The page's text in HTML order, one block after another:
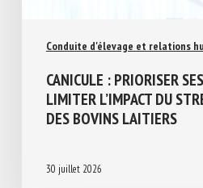
Conduite d'élevage et relations
CANICULE : PRIORISER
LIMITER L’IMPACT DU
DES BOVINS LAITIERS
30 juillet 2026